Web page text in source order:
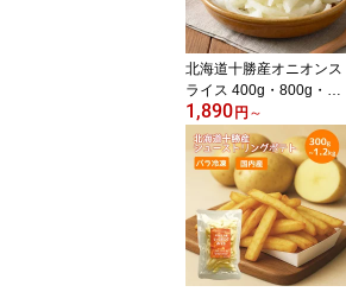
北海道十勝産オニオンス
ライス 400g・800g・1.2
kg・1.6kg 【在庫有り】
【冷凍】玉ねぎ 冷凍野菜
国産 お弁当 食材 業務用
冷凍食品 北海道産 総菜
冷凍おかず おつまみ
1,890 円 ～